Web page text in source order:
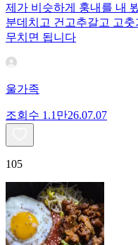
제가 비슷하게 훙내를 내
분데치고 건고추갈고 고
무치면 됩니다
울가족
조회수 1.1만26.07.07
105